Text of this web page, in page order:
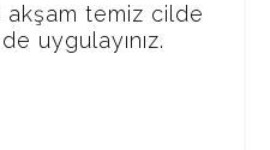
akşam temiz cilde
uygulayınız.